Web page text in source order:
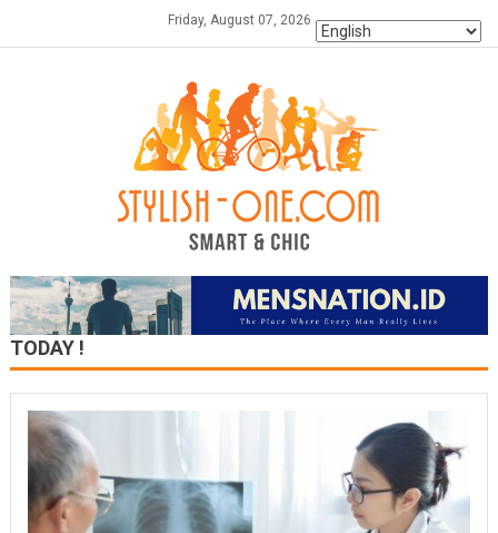
Friday, August 07, 2026
TODAY !